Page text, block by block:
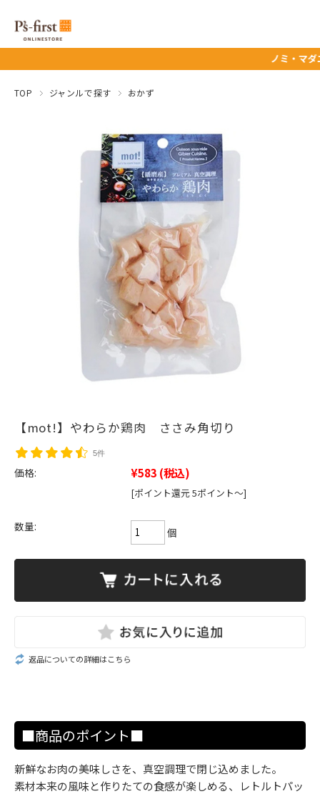
ノミ・マダニ予
TOP ジャンルで探す おかず
【mot!】やわらか鶏肉 ささみ角切り
5件
価格: ¥583 (税込)
[ポイント還元 5ポイント～]
数量: 個
返品についての詳細はこちら
■商品のポイント■
新鮮なお肉の美味しさを、真空調理で閉じ込めました。
素材本来の風味と作りたての食感が楽しめる、レトルトパッ